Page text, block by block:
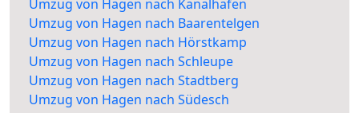
Umzug von Hagen nach Kanalhafen
Umzug von Hagen nach Baarentelgen
Umzug von Hagen nach Hörstkamp
Umzug von Hagen nach Schleupe
Umzug von Hagen nach Stadtberg
Umzug von Hagen nach Südesch